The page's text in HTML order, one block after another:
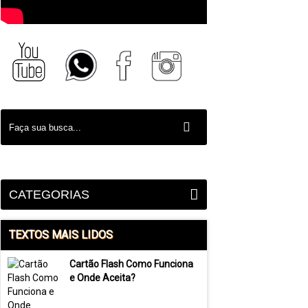
CATEGORIAS
TEXTOS MAIS LIDOS
Cartão Flash Como Funciona
e Onde Aceita?